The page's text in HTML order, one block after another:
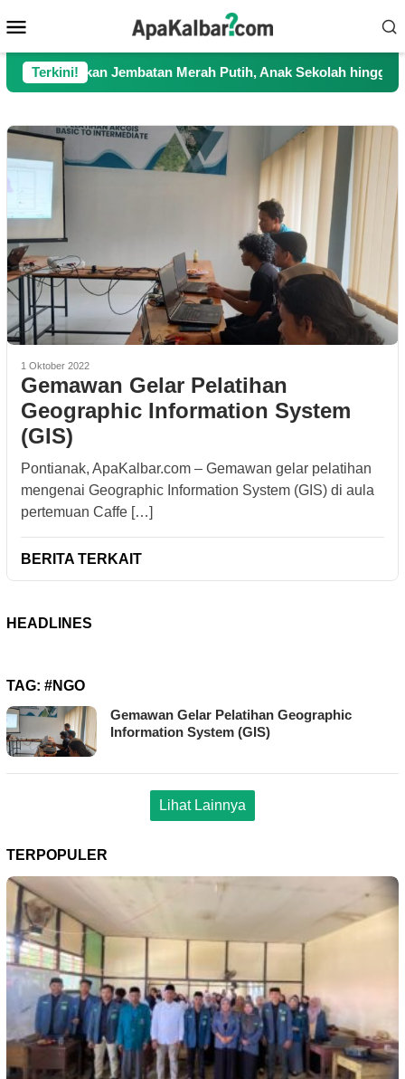
ke
kontenMobile
Terkini!Jembatan Merah Putih, Anak Sekolah hingga
1 Oktober 2022
Gemawan Gelar Pelatihan
Geographic Information System
(GIS)
Pontianak, ApaKalbar.com – Gemawan gelar pelatihan
mengenai Geographic Information System (GIS) di aula
pertemuan Caffe […]
BERITA TERKAIT
HEADLINES
TAG: #NGO
Gemawan Gelar Pelatihan Geographic
Information System (GIS)
Lihat Lainnya
TERPOPULER